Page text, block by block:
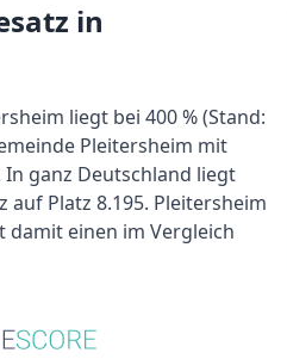
in
liegt bei 400 % (Stand:
Pleitersheim mit
ganz Deutschland liegt
auf Platz 8.195. Pleitersheim
damit einen im Vergleich